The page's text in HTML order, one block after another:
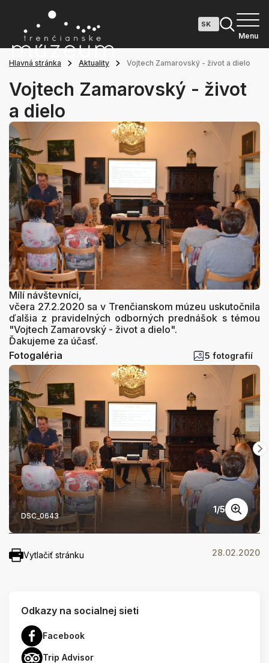
Menu
Hlavná stránka Aktuality Vojtech Zamarovský - život a dielo
Vojtech Zamarovský - život
a dielo
Mílí návštevníci,
včera 27.2.2020 sa v Trenčianskom múzeu uskutočnila
ďalšia z pravidelných odborných prednášok s témou
"Vojtech Zamarovský - život a dielo".
Ďakujeme za účasť.
Fotogaléria
5 fotografií
DSC_0643
1/5
Vytlačiť stránku 28.02.2020
Odkazy na socialnej sieti
Facebook
Trip Advisor